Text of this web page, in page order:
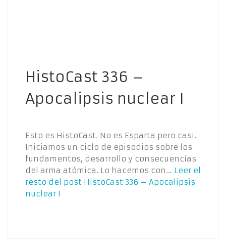
HistoCast 336 –
Apocalipsis nuclear I
Esto es HistoCast. No es Esparta pero casi.
Iniciamos un ciclo de episodios sobre los
fundamentos, desarrollo y consecuencias
del arma atómica. Lo hacemos con… Leer el
resto del post HistoCast 336 – Apocalipsis
nuclear I